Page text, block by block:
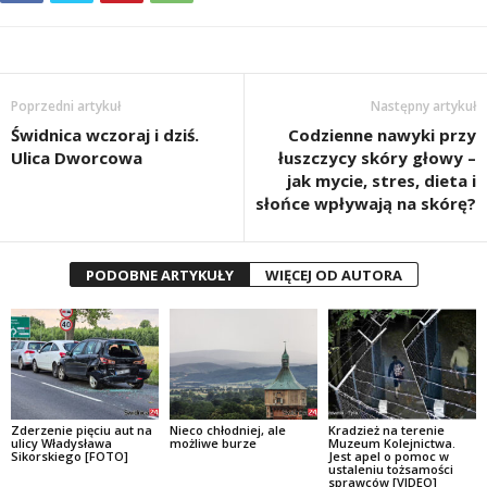
Poprzedni artykuł
Świdnica wczoraj i dziś.
Ulica Dworcowa
Następny artykuł
Codzienne nawyki przy
łuszczycy skóry głowy –
jak mycie, stres, dieta i
słońce wpływają na skórę?
PODOBNE ARTYKUŁY WIĘCEJ OD AUTORA
Zderzenie pięciu aut na
ulicy Władysława
Sikorskiego [FOTO]
Nieco chłodniej, ale
możliwe burze
Kradzież na terenie
Muzeum Kolejnictwa.
Jest apel o pomoc w
ustaleniu tożsamości
sprawców [VIDEO]